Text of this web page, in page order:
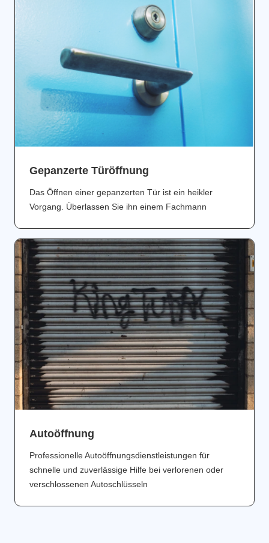
Gepanzerte Türöffnung
Das Öffnen einer gepanzerten Tür ist ein heikler
Vorgang. Überlassen Sie ihn einem Fachmann
Аutoöffnung
Professionelle Autoöffnungsdienstleistungen für
schnelle und zuverlässige Hilfe bei verlorenen oder
verschlossenen Autoschlüsseln